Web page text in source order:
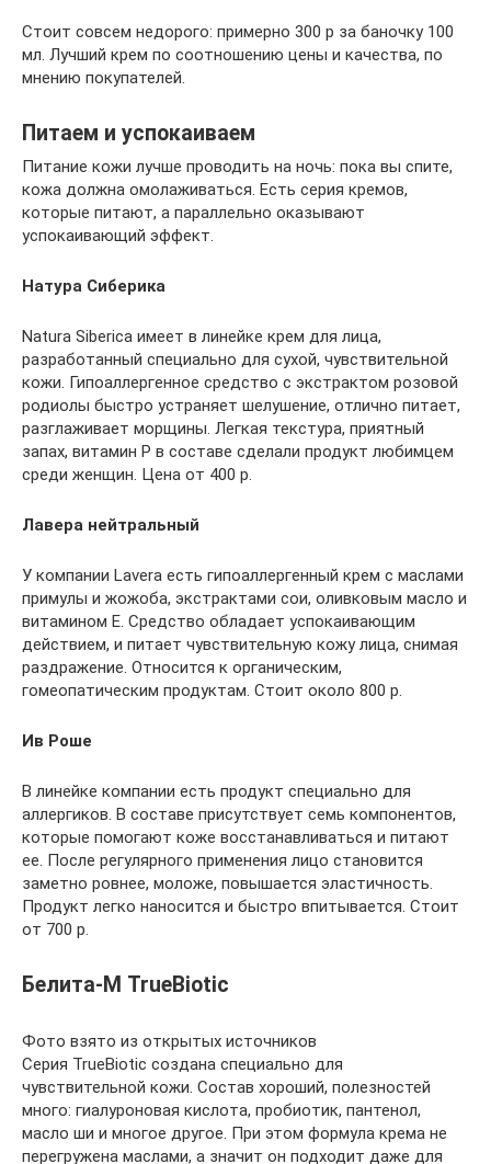
Стоит совсем недорого: примерно 300 р за баночку 100
мл. Лучший крем по соотношению цены и качества, по
мнению покупателей.
Питаем и успокаиваем
Питание кожи лучше проводить на ночь: пока вы спите,
кожа должна омолаживаться. Есть серия кремов,
которые питают, а параллельно оказывают
успокаивающий эффект.
Натура Сиберика
Natura Siberica имеет в линейке крем для лица,
разработанный специально для сухой, чувствительной
кожи. Гипоаллергенное средство с экстрактом розовой
родиолы быстро устраняет шелушение, отлично питает,
разглаживает морщины. Легкая текстура, приятный
запах, витамин P в составе сделали продукт любимцем
среди женщин. Цена от 400 р.
Лавера нейтральный
У компании Lavera есть гипоаллергенный крем с маслами
примулы и жожоба, экстрактами сои, оливковым масло и
витамином Е. Средство обладает успокаивающим
действием, и питает чувствительную кожу лица, снимая
раздражение. Относится к органическим,
гомеопатическим продуктам. Стоит около 800 р.
Ив Роше
В линейке компании есть продукт специально для
аллергиков. В составе присутствует семь компонентов,
которые помогают коже восстанавливаться и питают
ее. После регулярного применения лицо становится
заметно ровнее, моложе, повышается эластичность.
Продукт легко наносится и быстро впитывается. Стоит
от 700 р.
Белита-М TrueBiotic
Фото взято из открытых источников
Серия TrueBiotic создана специально для
чувствительной кожи. Состав хороший, полезностей
много: гиалуроновая кислота, пробиотик, пантенол,
масло ши и многое другое. При этом формула крема не
перегружена маслами, а значит он подходит даже для